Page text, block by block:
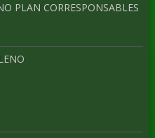
PLAN CORRESPONSABLES